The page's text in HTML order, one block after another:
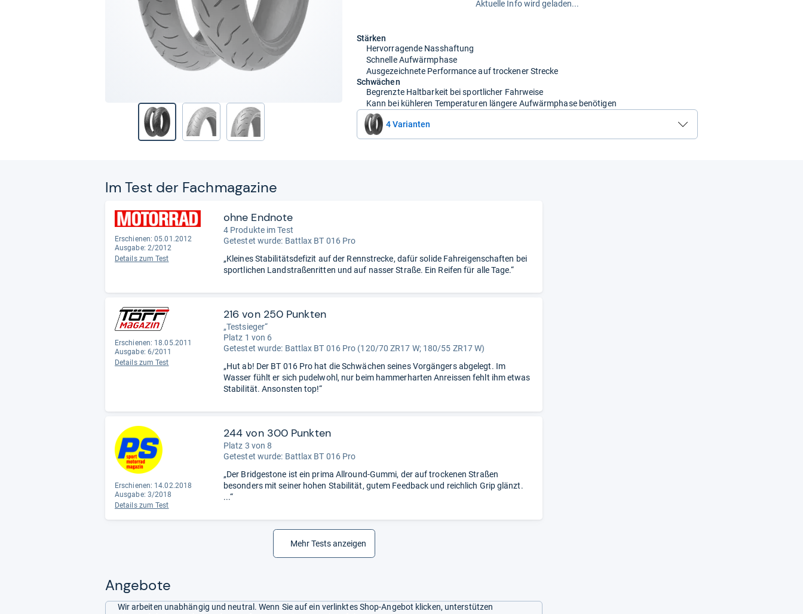
Aktuelle Info wird geladen...
Stärken
Hervorragende Nasshaftung
Schnelle Aufwärmphase
Ausgezeichnete Performance auf trockener Strecke
Schwächen
Begrenzte Haltbarkeit bei sportlicher Fahrweise
Kann bei kühleren Temperaturen längere Aufwärmphase benötigen
4 Varianten
Im Test der Fach­ma­ga­zine
Erschienen: 05.01.2012
Ausgabe: 2/2012
Details zum Test
ohne Endnote
4 Produkte im Test
Getestet wurde: Battlax BT 016 Pro
„Kleines Stabilitätsdefizit auf der Rennstrecke, dafür solide Fahreigenschaften bei
sportlichen Landstraßenritten und auf nasser Straße. Ein Reifen für alle Tage.“
Erschienen: 18.05.2011
Ausgabe: 6/2011
Details zum Test
216 von 250 Punkten
„Testsieger“
Platz 1 von 6
Getestet wurde: Battlax BT 016 Pro (120/70 ZR17 W; 180/55 ZR17 W)
„Hut ab! Der BT 016 Pro hat die Schwächen seines Vorgängers abgelegt. Im
Wasser fühlt er sich pudelwohl, nur beim hammerharten Anreissen fehlt ihm etwas
Stabilität. Ansonsten top!“
Erschienen: 14.02.2018
Ausgabe: 3/2018
Details zum Test
244 von 300 Punkten
Platz 3 von 8
Getestet wurde: Battlax BT 016 Pro
„Der Bridgestone ist ein prima Allround-Gummi, der auf trockenen Straßen
besonders mit seiner hohen Stabilität, gutem Feedback und reichlich Grip glänzt.
...“
Mehr Tests anzeigen
Angebote
Wir arbeiten unabhängig und neutral. Wenn Sie auf ein verlinktes Shop-Angebot klicken, unterstützen